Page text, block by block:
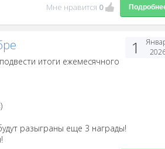
Мне нравится 0
1
итоги ежемесячного
разыграны еще 3 награды!